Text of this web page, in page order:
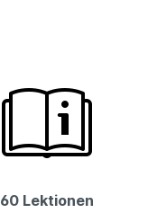
60 Lektionen